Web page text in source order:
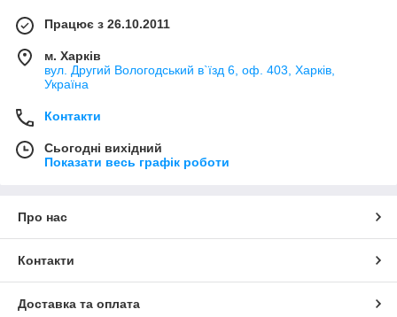
Працює з 26.10.2011
м. Харків
вул. Другий Вологодський в`їзд 6, оф. 403, Харків,
Україна
Контакти
Сьогодні вихідний
Показати весь графік роботи
Про нас
Контакти
Доставка та оплата